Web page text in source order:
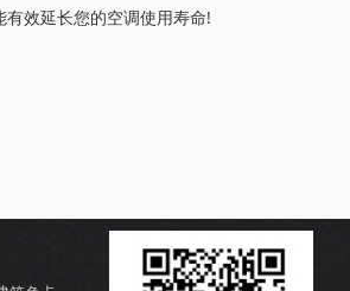
有效延长您的空调使用寿命!